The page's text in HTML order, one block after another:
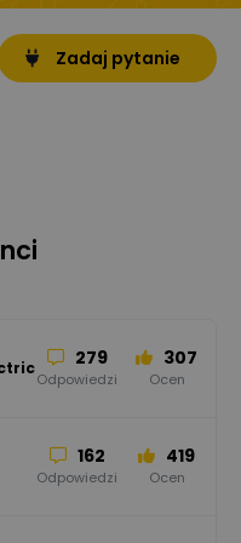
Zadaj pytanie
279
Odpowiedzi
307
Ocen
162
Odpowiedzi
419
Ocen